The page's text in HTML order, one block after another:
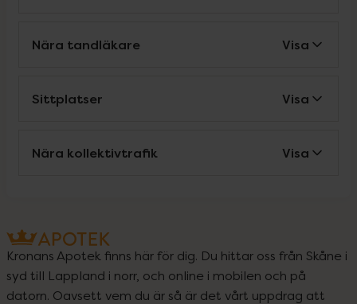
Nära tandläkare Visa
Sittplatser Visa
Nära kollektivtrafik Visa
Kronans Apotek finns här för dig. Du hittar oss från Skåne i
syd till Lappland i norr, och online i mobilen och på
datorn. Oavsett vem du är så är det vårt uppdrag att